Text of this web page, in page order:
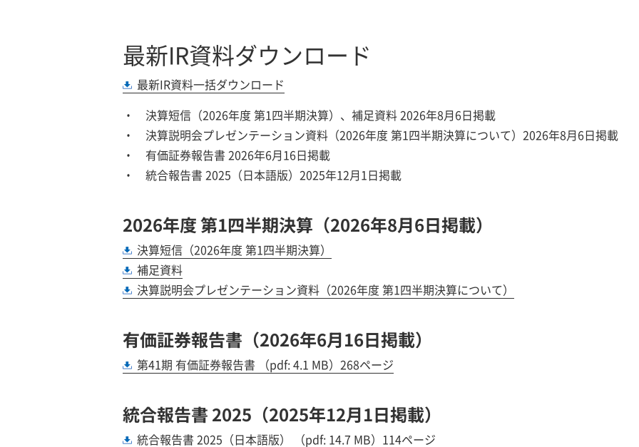
最新IR資料ダウンロード
最新IR資料一括ダウンロード
決算短信（2026年度 第1四半期決算）、補足資料 2026年8月6日掲載
決算説明会プレゼンテーション資料（2026年度 第1四半期決算について）2026年8月6日掲載
有価証券報告書 2026年6月16日掲載
統合報告書 2025（日本語版）2025年12月1日掲載
2026年度 第1四半期決算（2026年8月6日掲載）
決算短信（2026年度 第1四半期決算）
補足資料
決算説明会プレゼンテーション資料（2026年度 第1四半期決算について）
有価証券報告書（2026年6月16日掲載）
第41期 有価証券報告書 （pdf: 4.1 MB）268ページ
統合報告書 2025（2025年12月1日掲載）
統合報告書 2025（日本語版） （pdf: 14.7 MB）114ページ